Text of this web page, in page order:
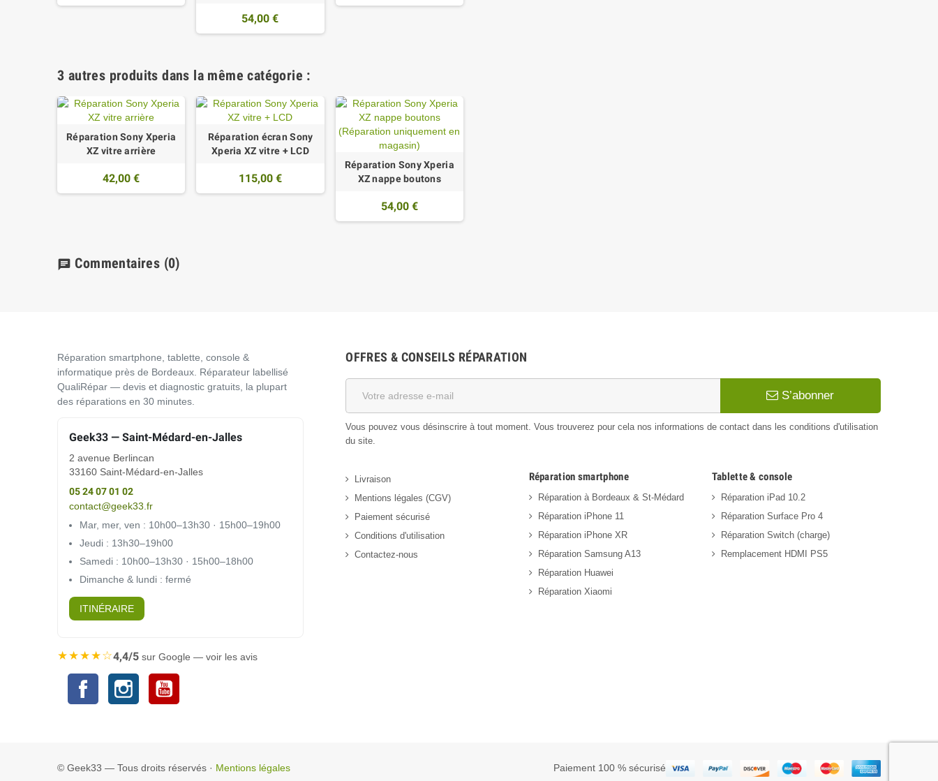
54,00 €
3 autres produits dans la même catégorie :
Réparation Sony Xperia
XZ vitre arrière
42,00 €
Réparation écran Sony
Xperia XZ vitre + LCD
115,00 €
Réparation Sony Xperia
XZ nappe boutons
54,00 €
chat Commentaires (0)
Réparation smartphone, tablette, console &
informatique près de Bordeaux. Réparateur labellisé
QualiRépar — devis et diagnostic gratuits, la plupart
des réparations en 30 minutes.
Geek33 — Saint-Médard-en-Jalles
2 avenue Berlincan
33160 Saint-Médard-en-Jalles
05 24 07 01 02
contact@geek33.fr
Mar, mer, ven : 10h00–13h30 · 15h00–19h00
Jeudi : 13h30–19h00
Samedi : 10h00–13h30 · 15h00–18h00
Dimanche & lundi : fermé
ITINÉRAIRE
★★★★☆4,4/5 sur Google — voir les avis
Facebook Instagram
OFFRES & CONSEILS RÉPARATION
S’abonner
Vous pouvez vous désinscrire à tout moment. Vous trouverez pour cela nos informations de contact dans les conditions d'utilisation
du site.
Livraison
Mentions légales (CGV)
Paiement sécurisé
Conditions d'utilisation
Contactez-nous
Réparation smartphone
Réparation à Bordeaux & St-Médard
Réparation iPhone 11
Réparation iPhone XR
Réparation Samsung A13
Réparation Huawei
Réparation Xiaomi
Tablette & console
Réparation iPad 10.2
Réparation Surface Pro 4
Réparation Switch (charge)
Remplacement HDMI PS5
© Geek33 — Tous droits réservés · Mentions légales Paiement 100 % sécurisé